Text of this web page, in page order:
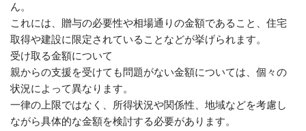
ん。
これには、贈与の必要性や相場通りの金額であること、住宅
取得や建設に限定されていることなどが挙げられます。
受け取る金額について
親からの支援を受けても問題がない金額については、個々の
状況によって異なります。
一律の上限ではなく、所得状況や関係性、地域などを考慮し
ながら具体的な金額を検討する必要があります。